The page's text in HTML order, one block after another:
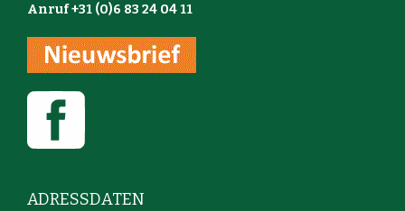
Anruf +31 (0)6 83 24 04 11
ADRESSDATEN